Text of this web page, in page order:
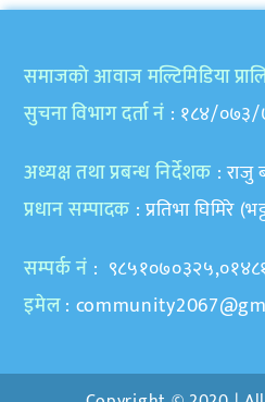
समाजकाे आवाज मल्टिमिडिया
सुचना विभाग दर्ता नं : १८४/
अध्यक्ष तथा प्रबन्ध निर्देशक : राजु
प्रधान सम्पादक : प्रतिभा घिमिरे
सम्पर्क नं :
इमेल: